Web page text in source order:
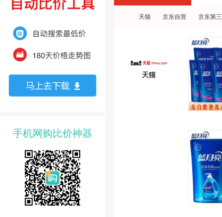
手机网购比价神器
天猫 京东自营 京东第
天猫